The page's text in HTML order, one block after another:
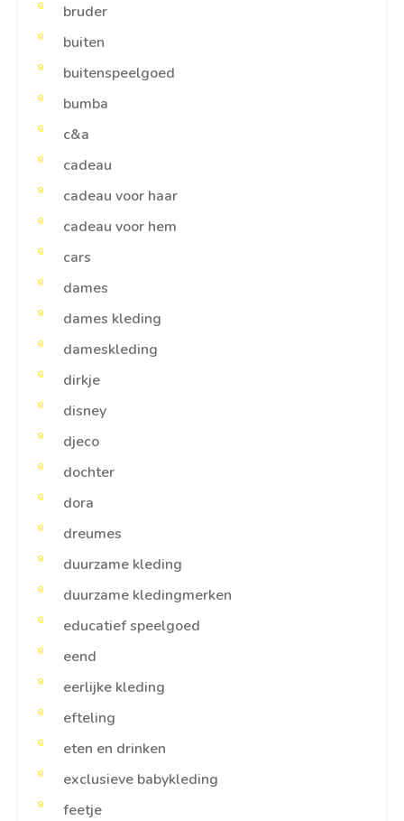
bruder
buiten
buitenspeelgoed
bumba
c&a
cadeau
cadeau voor haar
cadeau voor hem
cars
dames
dames kleding
dameskleding
dirkje
disney
djeco
dochter
dora
dreumes
duurzame kleding
duurzame kledingmerken
educatief speelgoed
eend
eerlijke kleding
efteling
eten en drinken
exclusieve babykleding
feetje